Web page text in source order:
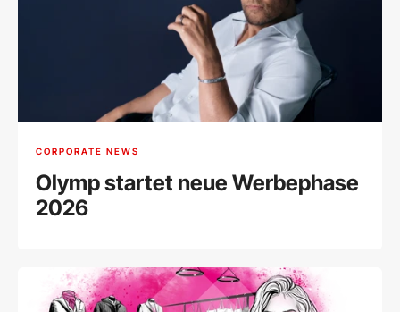
CORPORATE NEWS
Olymp startet neue Werbephase
2026